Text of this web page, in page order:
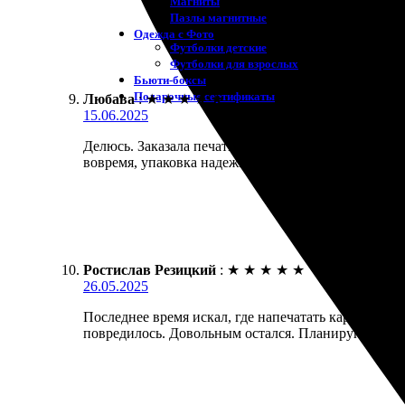
Пазлы магнитные
Одежда с Фото
Футболки детские
Футболки для взрослых
Бьюти-боксы
Подарочные сертификаты
Любава : ★ ★ ★ ★ ★
15.06.2025
Делюсь. Заказала печать фото на холсте 20х45.
вовремя, упаковка надежная. Рекомендую всем!
Ростислав Резицкий : ★ ★ ★ ★ ★
26.05.2025
Последнее время искал, где напечатать картину.
повредилось. Довольным остался. Планирую